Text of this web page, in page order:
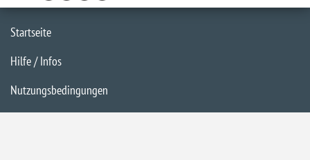
Startseite
Hilfe / Infos
Nutzungsbedingungen